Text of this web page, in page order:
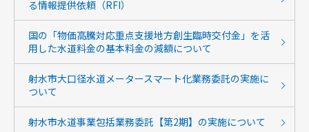
る情報提供依頼（RFI）
国の「物価高騰対応重点支援地方創生臨時交付金」を活
用した水道料金の基本料金の減額について
射水市大口径水道メータースマート化業務委託の実施に
ついて
射水市水道事業包括業務委託【第2期】の実施について